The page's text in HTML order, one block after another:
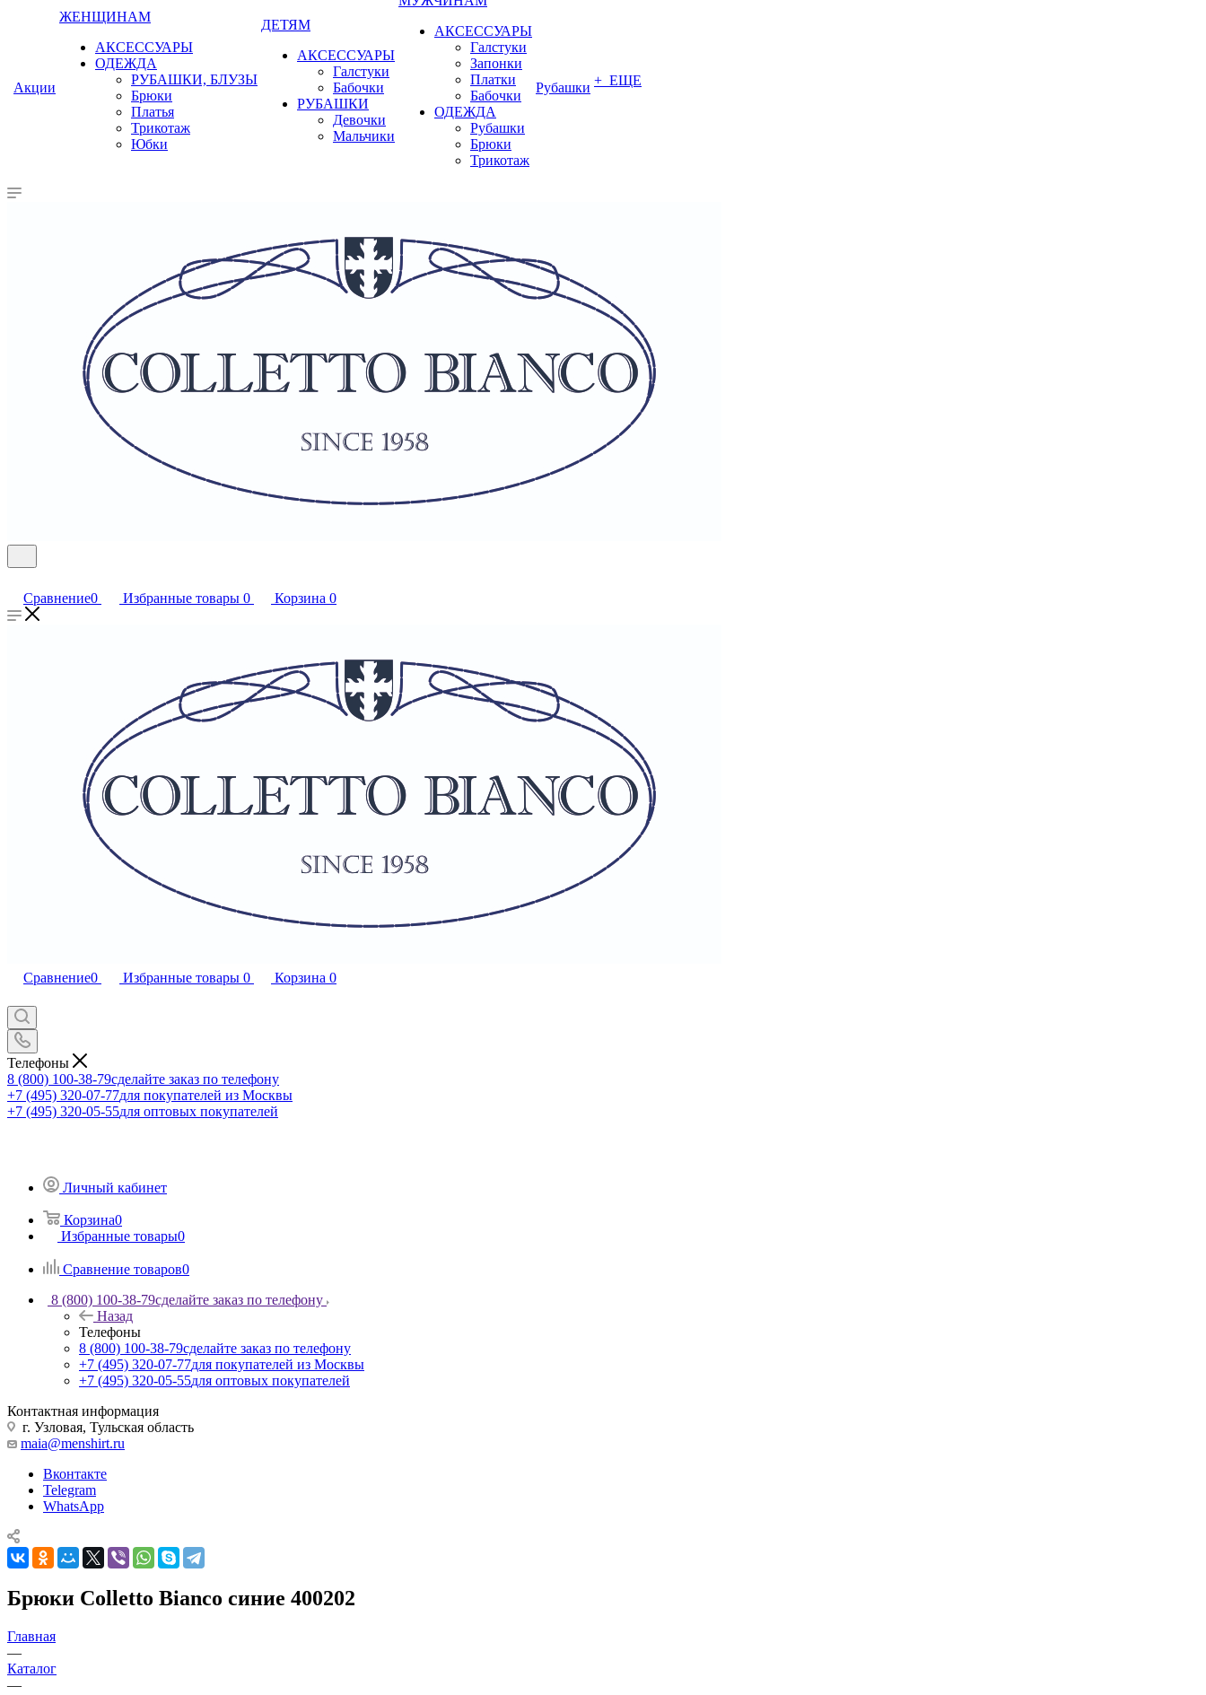
Акции
ЖЕНЩИНАМ
АКСЕССУАРЫ
ОДЕЖДА
РУБАШКИ, БЛУЗЫ
Брюки
Платья
Трикотаж
Юбки
ДЕТЯМ
АКСЕССУАРЫ
Галстуки
Бабочки
РУБАШКИ
Девочки
Мальчики
АКСЕССУАРЫ
Галстуки
Запонки
Платки
Бабочки
ОДЕЖДА
Рубашки
Брюки
Трикотаж
Рубашки + ЕЩЕ
Сравнение0 Избранные товары 0 Корзина 0
Сравнение0 Избранные товары 0 Корзина 0
Телефоны
8 (800) 100-38-79сделайте заказ по телефону
+7 (495) 320-07-77для покупателей из Москвы
+7 (495) 320-05-55для оптовых покупателей
Личный кабинет
Корзина0
Избранные товары0
Сравнение товаров0
8 (800) 100-38-79сделайте заказ по телефону
Назад
Телефоны
8 (800) 100-38-79сделайте заказ по телефону
+7 (495) 320-07-77для покупателей из Москвы
+7 (495) 320-05-55для оптовых покупателей
Контактная информация
г. Узловая, Тульская область
maia@menshirt.ru
Вконтакте
Telegram
WhatsApp
Брюки Colletto Bianco синие 400202
Главная
—
Каталог
—